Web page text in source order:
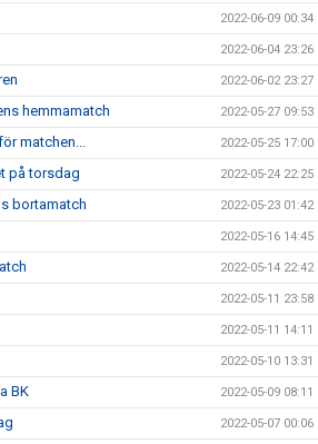
2022-06-09 00:34
2022-06-04 23:26
2022-06-02 23:27
hemmamatch 2022-05-27 09:53
matchen... 2022-05-25 17:00
på torsdag 2022-05-24 22:25
bortamatch 2022-05-23 01:42
2022-05-16 14:45
2022-05-14 22:42
2022-05-11 23:58
2022-05-11 14:11
2022-05-10 13:31
BK 2022-05-09 08:11
2022-05-07 00:06